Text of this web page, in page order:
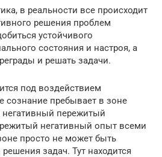
в реальности все происходит
решения проблем
устойчивого
состояния и настроя, а
и решать задачи.
под воздействием
сознание пребывает в зоне
пережитый
негативный опыт всеми
просто не может быть
задач. Тут находится